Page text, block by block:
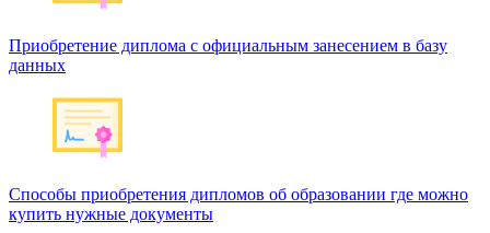
Приобретение диплома с официальным занесением в базу
данных
Способы приобретения дипломов об образовании где можно
купить нужные документы